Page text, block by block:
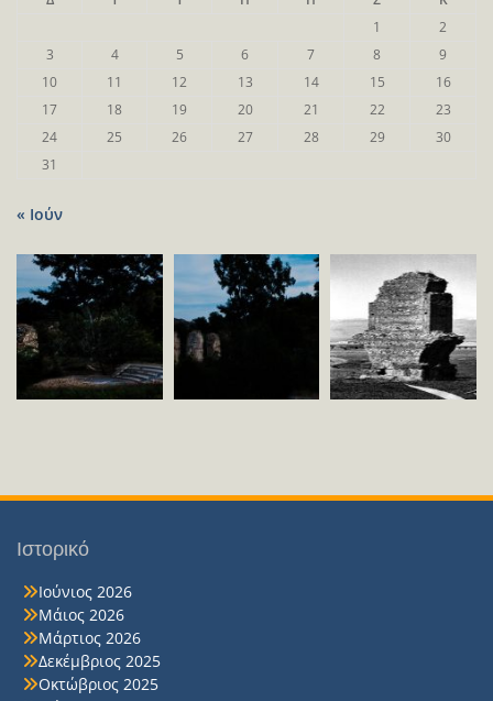
1
2
3
4 5 6 7 8
9
10
11 12 13 14 15
16
17
18 19 20 21 22
23
24
25 26 27 28 29
30
31
« Ιούν
Ιστορικό
Ιούνιος 2026
Μάιος 2026
Μάρτιος 2026
Δεκέμβριος 2025
Οκτώβριος 2025